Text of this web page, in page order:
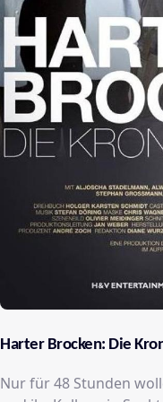
Harter Brocken: Die
Nur für 48 Stunden